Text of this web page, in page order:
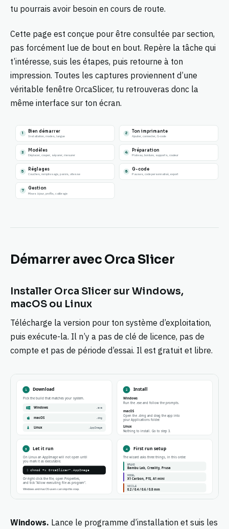
tu pourrais avoir besoin en cours de route.
Cette page est conçue pour être consultée par section,
pas forcément lue de bout en bout. Repère la tâche qui
t’intéresse, suis les étapes, puis retourne à ton
impression. Toutes les captures proviennent d’une
véritable fenêtre OrcaSlicer, tu retrouveras donc la
même interface sur ton écran.
1 Bien démarrer
Installation, modes, langue
2 Ton imprimante
Ajouter, connecter, G-code
3 Modèles
Déplacer, couper, séparer, mesurer
4 Préparation
Plateau, bordure, supports, couleur
5 Réglages
Couches, remplissage, parois, vitesse
6 G-code
Pauses, code personnalisé, export
7 Gestion
Mises à jour, profils, calibrage
Démarrer avec Orca Slicer
Installer Orca Slicer sur Windows,
macOS ou Linux
Télécharge la version pour ton système d’exploitation,
puis exécute-la. Il n’y a pas de clé de licence, pas de
compte et pas de période d’essai. Il est gratuit et libre.
Windows. Lance le programme d’installation et suis les